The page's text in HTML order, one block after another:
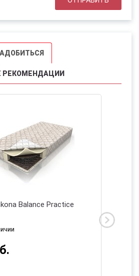
РЕКОМЕНДАЦИИ
Balance Practice
180х200